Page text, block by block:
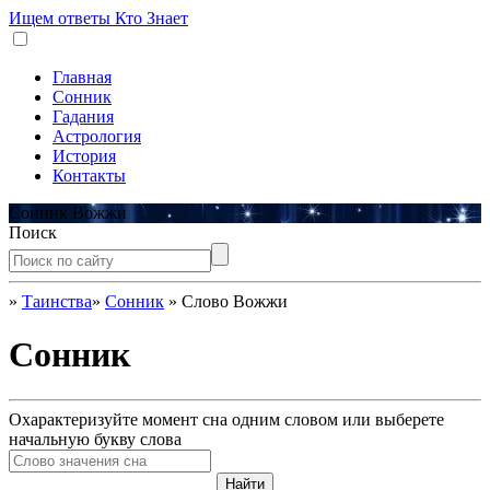
Ищем ответы Кто Знает
Главная
Сонник
Гадания
Астрология
История
Контакты
Сонник Вожжи
Поиск
» Таинства» Сонник » Слово Вожжи
Сонник
Охарактеризуйте момент сна одним словом или выберете
начальную букву слова